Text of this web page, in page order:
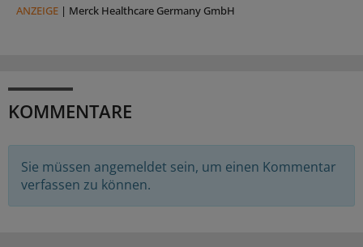
ANZEIGE | Merck Healthcare Germany GmbH
KOMMENTARE
Sie müssen angemeldet sein, um einen Kommentar
verfassen zu können.